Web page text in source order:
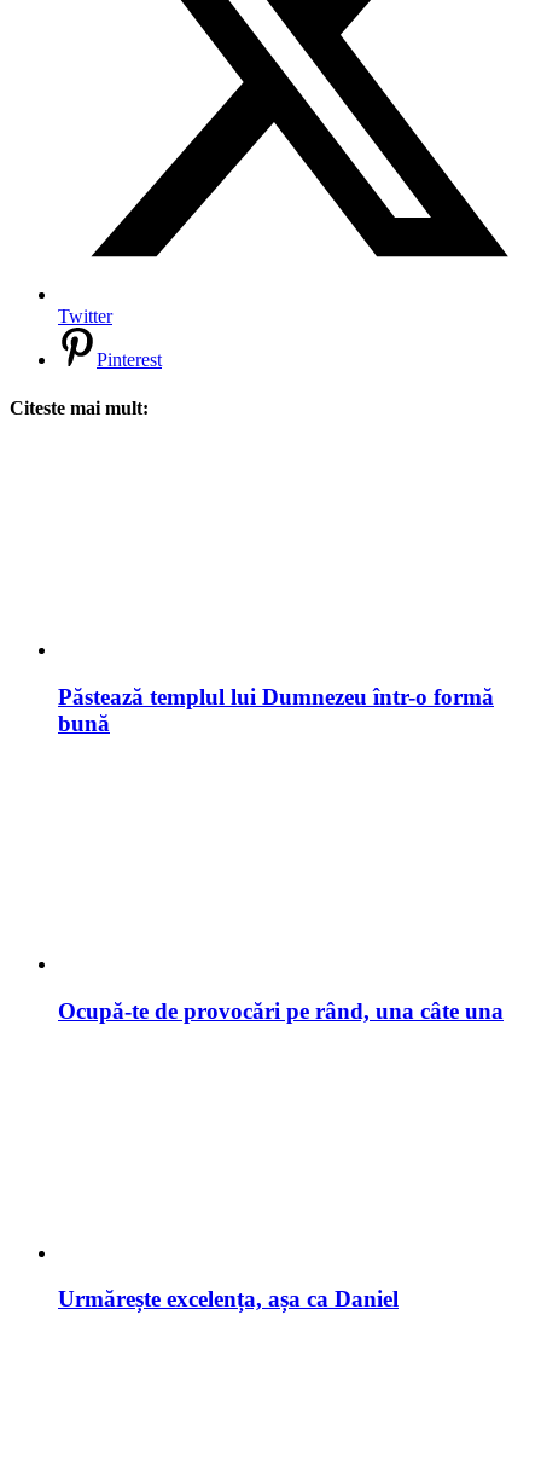
Twitter
Pinterest
Citeste mai mult:
Păstează templul lui Dumnezeu într-o formă
bună
Ocupă-te de provocări pe rând, una câte una
Urmărește excelența, așa ca Daniel